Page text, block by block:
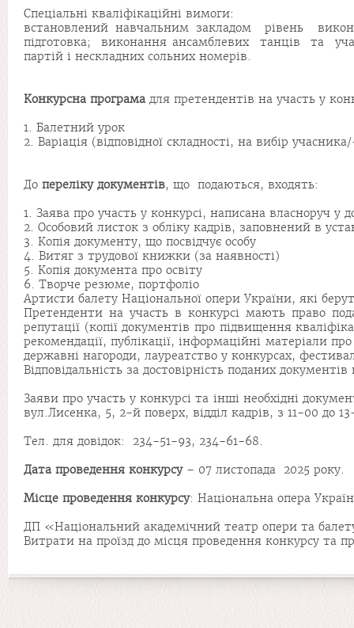
Спеціальні кваліфікаційні вимоги:
встановлений навчальним закладом рівень
підготовка; виконання ансамблевих танців та
партій і нескладних сольних номерів.
Конкурсна програма для претендентів на участь у
1. Балетний урок
2. Варіація (відповідної складності, на вибір
До переліку документів, що подаються, входять:
1. Заява про участь у конкурсі, написана власноруч у
2. Особовий листок з обліку кадрів, заповнений в
3. Копія документу, що посвідчує особу
4. Витяг з трудової книжки (за наявності)
5. Копія документа про освіту
6. Творче резюме, портфоліо
Артисти балету Національної опери України, які
Претенденти на участь в конкурсі мають право
репутації (копії документів про підвищення
рекомендації, публікації, інформаційні матеріали
державні нагороди, лауреатство у конкурсах,
Відповідальність за достовірність поданих
Заяви про участь у конкурсі та інші необхідні
вул.Лисенка, 5, 2-й поверх, відділ кадрів, з 11-00 до
Тел. для довідок: 234-51-93, 234-61-68.
Дата проведення конкурсу– 07 листопада 2025 року.
Місце проведення конкурсу: Національна опера
ДП «Національний академічний театр опери та
Витрати на проїзд до місця проведення конкурсу та